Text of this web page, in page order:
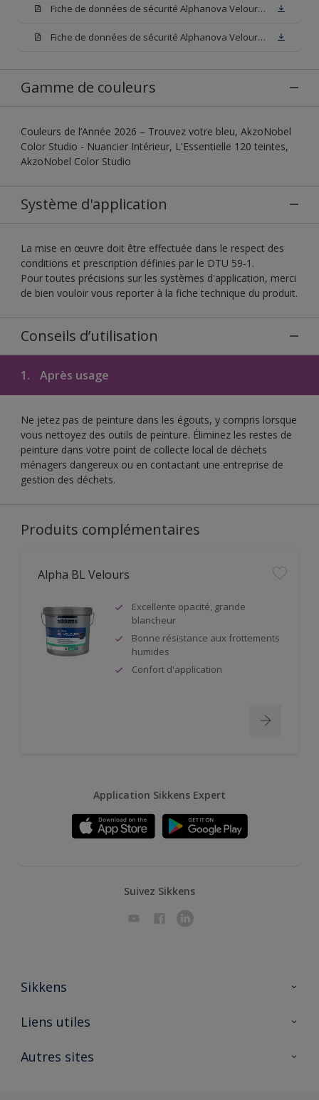
Fiche de données de sécurité Alphanova Velours Base N00
Fiche de données de sécurité Alphanova Velours Blanc
Gamme de couleurs
Couleurs de l’Année 2026 – Trouvez votre bleu, AkzoNobel
Color Studio - Nuancier Intérieur, L'Essentielle 120 teintes,
AkzoNobel Color Studio
Système d'application
La mise en œuvre doit être effectuée dans le respect des
conditions et prescription définies par le DTU 59-1.
Pour toutes précisions sur les systèmes d'application, merci
de bien vouloir vous reporter à la fiche technique du produit.
Conseils d’utilisation
1. Après usage
Ne jetez pas de peinture dans les égouts, y compris lorsque
vous nettoyez des outils de peinture. Éliminez les restes de
peinture dans votre point de collecte local de déchets
ménagers dangereux ou en contactant une entreprise de
gestion des déchets.
Produits complémentaires
Alpha BL Velours
Excellente opacité, grande
blancheur
Bonne résistance aux frottements
humides
Confort d'application
Application Sikkens Expert
Suivez Sikkens
Sikkens
A propos de Sikkens
Liens utiles
Ouvrir un magasin PASS
Autres sites